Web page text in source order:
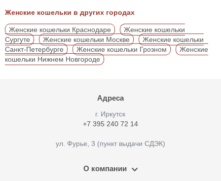
Женские кошельки в других городах
Женские кошельки Краснодаре
Женские кошельки
Сургуте
Женские кошельки Москве
Женские кошельки
Санкт-Петербурге
Женские кошельки Грозном
Женские
кошельки Нижнем Новгороде
Адреса
г. Иркутск
+7 395 240 72 14
ул. Фурье, 3 (пункт выдачи СДЭК)
О компании